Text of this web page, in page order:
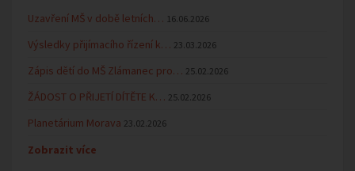
Uzavření MŠ v době letních… 16.06.2026
Výsledky přijímacího řízení k… 23.03.2026
Zápis dětí do MŠ Zlámanec pro… 25.02.2026
ŽÁDOST O PŘIJETÍ DÍTĚTE K… 25.02.2026
Planetárium Morava 23.02.2026
Zobrazit více